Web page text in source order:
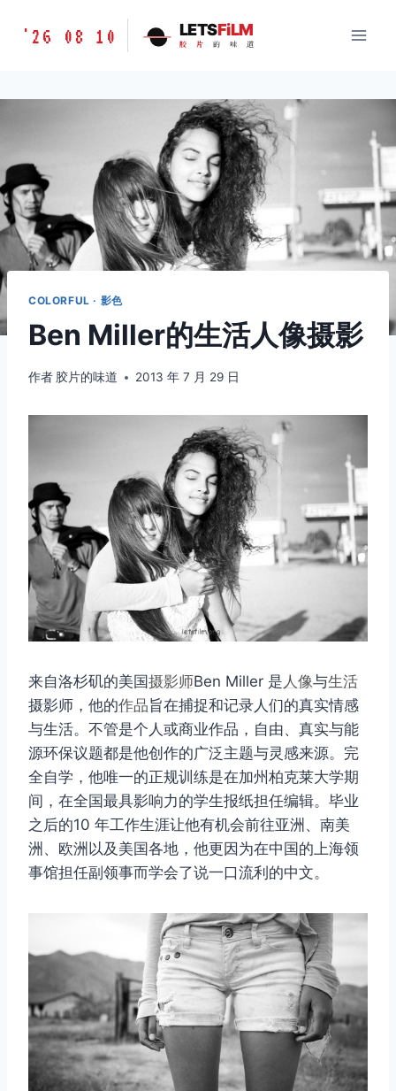
胶
味
'26 08 10 LETSFiLM
胶 片 的 味 道
COLORFUL · 影色
Ben Miller的生活人像摄影
作者 胶片的味道 2013 年 7 月 29 日
来自洛杉矶的美国摄影师Ben Miller 是 人像与生活
摄影师，他的作品旨在捕捉和记录人们的真实情感
与生活。不管是个人或商业作品，自由、真实与能
源环保议题都是他创作的广泛主题与灵感来源。完
全自学，他唯一的正规训练是在加州柏克莱大学期
间，在全国最具影响力的学生报纸担任编辑。毕业
之后的10 年工作生涯让他有机会前往亚洲、南美
洲、欧洲以及美国各地，他更因为在中国的上海领
事馆担任副领事而学会了说一口流利的中文。